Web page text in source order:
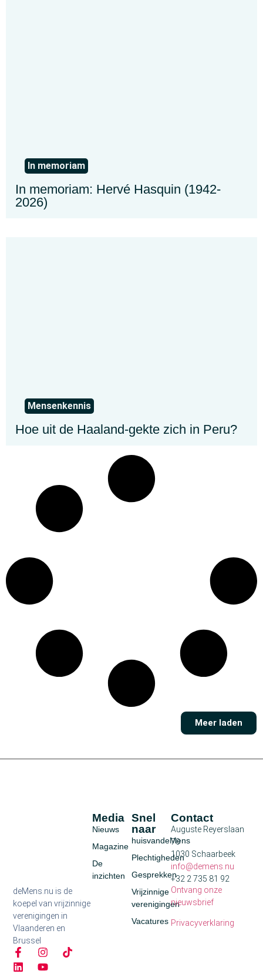
In memoriam
In memoriam: Hervé Hasquin (1942-
2026)
Mensenkennis
Hoe uit de Haaland-gekte zich in Peru?
Meer laden
deMens.nu is de
koepel van vrijzinnige
verenigingen in
Vlaanderen en
Brussel
Snel
naar
huisvandeMens
Plechtigheden
Gesprekken
Vrijzinnige
verenigingen
Vacatures
Media
Nieuws
Magazine
De
inzichten
Contact
Auguste Reyerslaan
70
1030 Schaarbeek
info@demens.nu
+32 2 735 81 92
Ontvang onze
nieuwsbrief
Privacyverklaring